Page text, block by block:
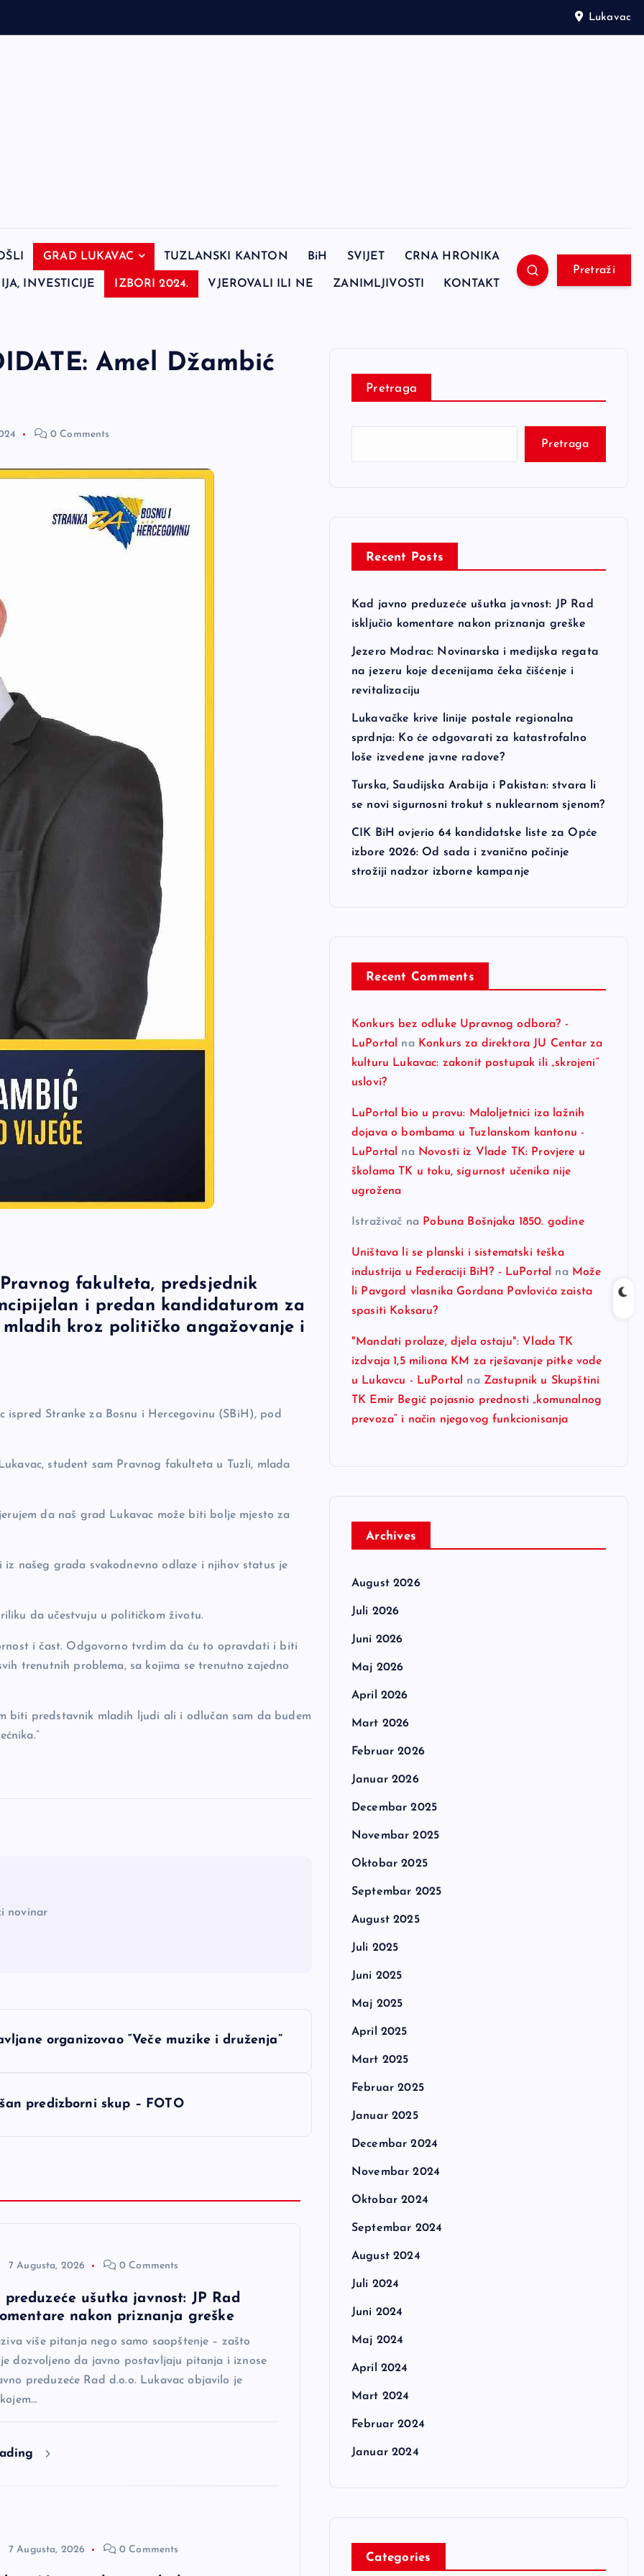
Lukavac
GRAD LUKAVAC TUZLANSKI KANTON BiH SVIJET CRNA HRONIKA
INVESTICIJE IZBORI 2024. VJEROVALI ILI NE ZANIMLJIVOSTI KONTAKT
Pretraži
Amel Džambić
0 Comments
fakulteta, predsjednik
i predan kandidaturom za
kroz političko angažovanje i
ispred Stranke za Bosnu i Hercegovinu (SBiH), pod
student sam Pravnog fakulteta u Tuzli, mlada
da naš grad Lukavac može biti bolje mjesto za
našeg grada svakodnevno odlaze i njihov status je
da učestvuju u političkom životu.
i čast. Odgovorno tvrdim da ću to opravdati i biti
trenutnih problema, sa kojima se trenutno zajedno
biti predstavnik mladih ljudi ali i odlučan sam da budem
novinar
organizovao “Veče muzike i druženja”
predizborni skup – FOTO
7 Augusta, 2026 0 Comments
preduzeće ušutka javnost: JP Rad
nakon priznanja greške
više pitanja nego samo saopštenje – zašto
dozvoljeno da javno postavljaju pitanja i iznose
preduzeće Rad d.o.o. Lukavac objavilo je
7 Augusta, 2026 0 Comments
Pretraga
Pretraga
Recent Posts
Kad javno preduzeće ušutka javnost: JP Rad
isključio komentare nakon priznanja greške
Jezero Modrac: Novinarska i medijska regata
na jezeru koje decenijama čeka čišćenje i
revitalizaciju
Lukavačke krive linije postale regionalna
sprdnja: Ko će odgovarati za katastrofalno
loše izvedene javne radove?
Turska, Saudijska Arabija i Pakistan: stvara li
se novi sigurnosni trokut s nuklearnom sjenom?
CIK BiH ovjerio 64 kandidatske liste za Opće
izbore 2026: Od sada i zvanično počinje
strožiji nadzor izborne kampanje
Recent Comments
Konkurs bez odluke Upravnog odbora? -
LuPortal
na Konkurs za direktora JU Centar za
kulturu Lukavac: zakonit postupak ili „skrojeni“
uslovi?
LuPortal bio u pravu: Maloljetnici iza lažnih
dojava o bombama u Tuzlanskom kantonu -
LuPortal
na Novosti iz Vlade TK: Provjere u
školama TK u toku, sigurnost učenika nije
ugrožena
Istraživač na Pobuna Bošnjaka 1850. godine
Uništava li se planski i sistematski teška
industrija u Federaciji BiH? - LuPortal
na Može
li Pavgord vlasnika Gordana Pavlovića zaista
spasiti Koksaru?
"Mandati prolaze, djela ostaju": Vlada TK
izdvaja 1,5 miliona KM za rješavanje pitke vode
u Lukavcu - LuPortal
na Zastupnik u Skupštini
TK Emir Begić pojasnio prednosti „komunalnog
prevoza“ i način njegovog funkcionisanja
Archives
August 2026
Juli 2026
Juni 2026
Maj 2026
April 2026
Mart 2026
Februar 2026
Januar 2026
Decembar 2025
Novembar 2025
Oktobar 2025
Septembar 2025
August 2025
Juli 2025
Juni 2025
Maj 2025
April 2025
Mart 2025
Februar 2025
Januar 2025
Decembar 2024
Novembar 2024
Oktobar 2024
Septembar 2024
August 2024
Juli 2024
Juni 2024
Maj 2024
April 2024
Mart 2024
Februar 2024
Januar 2024
Categories